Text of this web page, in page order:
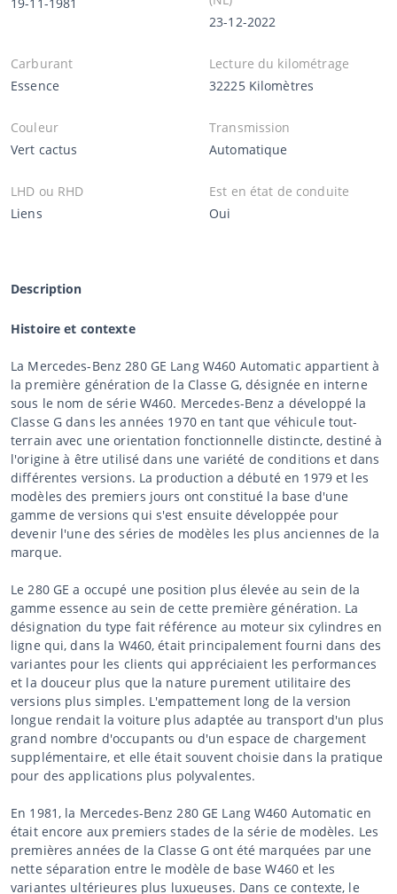
23-12-2022
Carburant
Essence
Lecture du kilométrage
32225 Kilomètres
Couleur
Vert cactus
Transmission
Automatique
LHD ou RHD
Liens
Est en état de conduite
Oui
Description
Histoire et contexte
La Mercedes-Benz 280 GE Lang W460 Automatic appartient à
la première génération de la Classe G, désignée en interne
sous le nom de série W460. Mercedes-Benz a développé la
Classe G dans les années 1970 en tant que véhicule tout-
terrain avec une orientation fonctionnelle distincte, destiné à
l'origine à être utilisé dans une variété de conditions et dans
différentes versions. La production a débuté en 1979 et les
modèles des premiers jours ont constitué la base d'une
gamme de versions qui s'est ensuite développée pour
devenir l'une des séries de modèles les plus anciennes de la
marque.
Le 280 GE a occupé une position plus élevée au sein de la
gamme essence au sein de cette première génération. La
désignation du type fait référence au moteur six cylindres en
ligne qui, dans la W460, était principalement fourni dans des
variantes pour les clients qui appréciaient les performances
et la douceur plus que la nature purement utilitaire des
versions plus simples. L'empattement long de la version
longue rendait la voiture plus adaptée au transport d'un plus
grand nombre d'occupants ou d'un espace de chargement
supplémentaire, et elle était souvent choisie dans la pratique
pour des applications plus polyvalentes.
En 1981, la Mercedes-Benz 280 GE Lang W460 Automatic en
était encore aux premiers stades de la série de modèles. Les
premières années de la Classe G ont été marquées par une
nette séparation entre le modèle de base W460 et les
variantes ultérieures plus luxueuses. Dans ce contexte, le